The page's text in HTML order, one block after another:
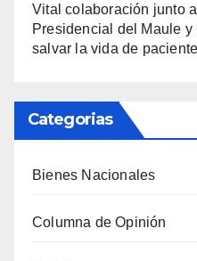
Vital colaboración junto
Presidencial del Maule
salvar la vida de
Categorias
Bienes Nacionales
Columna de Opinión